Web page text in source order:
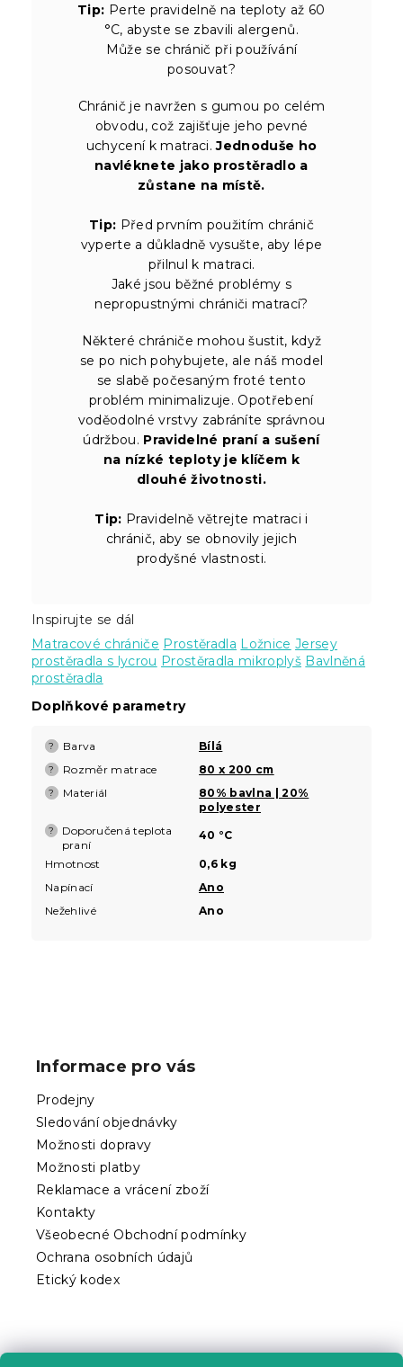
Tip: Perte pravidelně na teploty až 60
°C, abyste se zbavili alergenů.
Může se chránič při používání
posouvat?
Chránič je navržen s gumou po celém
obvodu, což zajišťuje jeho pevné
uchycení k matraci.Jednoduše ho
navléknete jako prostěradlo a
zůstane na místě.
Tip: Před prvním použitím chránič
vyperte a důkladně vysušte, aby lépe
přilnul k matraci.
Jaké jsou běžné problémy s
nepropustnými chrániči matrací?
Některé chrániče mohou šustit, když
se po nich pohybujete, ale náš model
se slabě počesaným froté tento
problém minimalizuje. Opotřebení
voděodolné vrstvy zabráníte správnou
údržbou. Pravidelné praní a sušení
na nízké teploty je klíčem k
dlouhé životnosti.
Tip: Pravidelně větrejte matraci i
chránič, aby se obnovily jejich
prodyšné vlastnosti.
Inspirujte se dál
Matracové chrániče Prostěradla Ložnice Jersey
prostěradla s lycrou Prostěradla mikroplyš Bavlněná
prostěradla
Doplňkové parametry
? Barva Bílá
? Rozměr matrace 80 x 200 cm
? Materiál
80% bavlna | 20%
polyester
?
Doporučená teplota
praní
40 °C
Hmotnost
0,6 kg
Napínací
Ano
Nežehlivé
Ano
Informace pro vás
Prodejny
Sledování objednávky
Možnosti dopravy
Možnosti platby
Reklamace a vrácení zboží
Kontakty
Všeobecné Obchodní podmínky
Ochrana osobních údajů
Etický kodex